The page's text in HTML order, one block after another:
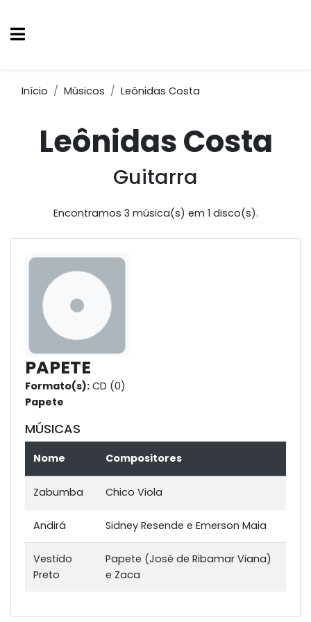
Início Músicos Leônidas Costa
Leônidas Costa
Guitarra
Encontramos 3 música(s) em 1 disco(s).
PAPETE
Formato(s): CD (0)
Papete
MÚSICAS
Nome Compositores
Zabumba Chico Viola
Andirá Sidney Resende e Emerson Maia
Vestido
Preto
Papete (José de Ribamar Viana)
e Zaca